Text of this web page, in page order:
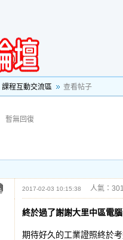
課程互動交流區 查看帖子
暫無回復
2017-02-03 10:15:38 人氣：
終於過了謝謝大里中區電腦
期待好久的工業證照終於